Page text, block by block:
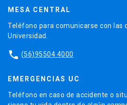
MESA CENTRAL
Teléfono para comunicarse con las
Universidad.
phone (56)95504 4000
EMERGENCIAS UC
Teléfono en caso de accidente o